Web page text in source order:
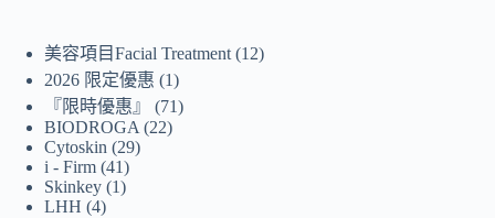
美容項目Facial Treatment 12
2026 限定優惠
1
『限時優惠』
71
BIODROGA
22
Cytoskin
29
i - Firm 41
Skinkey 1
LHH 4